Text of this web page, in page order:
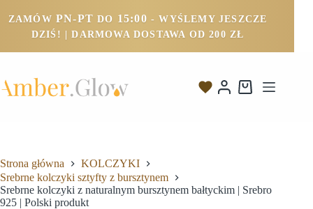
ZAMÓW PN-PT DO 15:00 - WYŚLEMY JESZCZE
DZIŚ! | DARMOWA DOSTAWA OD 200 ZŁ
Strona główna
KOLCZYKI
Srebrne kolczyki sztyfty z bursztynem
Srebrne kolczyki z naturalnym bursztynem bałtyckim | Srebro
925 | Polski produkt